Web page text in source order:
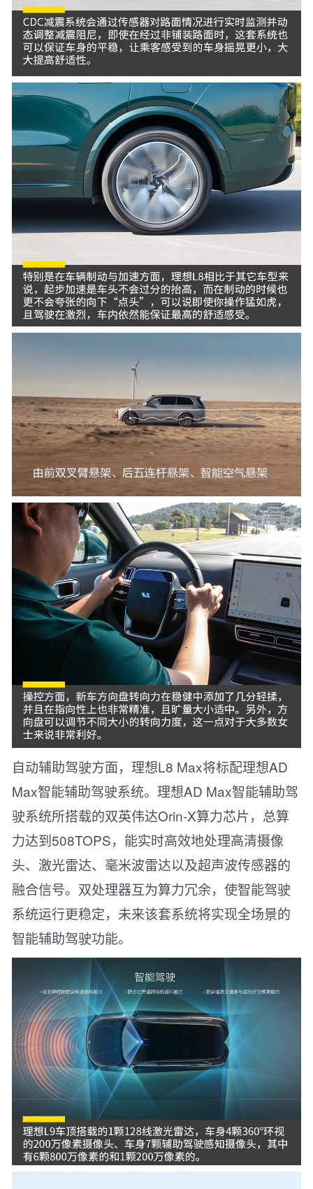
自动辅助驾驶方面，理想L8 Max将标配理想AD
Max智能辅助驾驶系统。理想AD Max智能辅助驾
驶系统所搭载的双英伟达Orin-X算力芯片，总算
力达到508TOPS，能实时高效地处理高清摄像
头、激光雷达、毫米波雷达以及超声波传感器的
融合信号。双处理器互为算力冗余，使智能驾驶
系统运行更稳定，未来该套系统将实现全场景的
智能辅助驾驶功能。